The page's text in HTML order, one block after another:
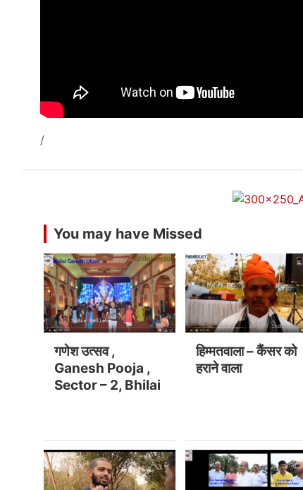
You may have Missed
गणेश उत्सव ,
Ganesh Pooja ,
Sector – 2, Bhilai
हिम्मतवाला – कैंसर को
हराने वाला